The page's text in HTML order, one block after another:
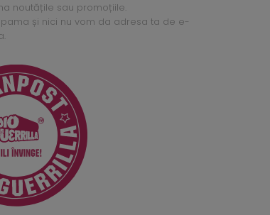
noutățile sau promoțiile.
și nici nu vom da adresa ta de e-